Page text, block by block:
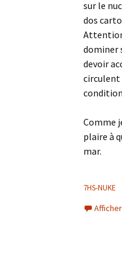
sur le
dos
Attention
dominer
devoir
circulent
Comme
plaire à
mar.
7HS-NUKE